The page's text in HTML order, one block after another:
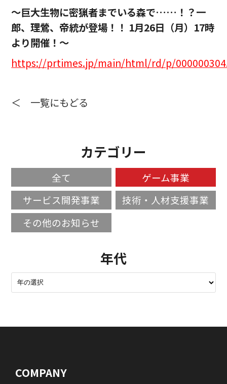
～巨大生物に密猟者までいる森で……！？一
郎、理鶯、帝統が登場！！ 1月26日（月）17時
より開催！～
https://prtimes.jp/main/html/rd/p/
＜ 一覧にもどる
カテゴリー
全て
ゲーム事業
サービス開発事業
技術・人材支援事業
その他のお知らせ
年代
COMPANY